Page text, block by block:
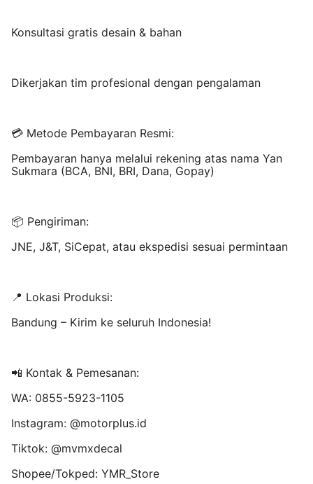
Konsultasi gratis desain & bahan
Dikerjakan tim profesional dengan pengalaman
💳 Metode Pembayaran Resmi:
Pembayaran hanya melalui rekening atas nama Yan
Sukmara (BCA, BNI, BRI, Dana, Gopay)
📦 Pengiriman:
JNE, J&T, SiCepat, atau ekspedisi sesuai permintaan
📍 Lokasi Produksi:
Bandung – Kirim ke seluruh Indonesia!
📲 Kontak & Pemesanan:
WA: 0855-5923-1105
Instagram: @motorplus.id
Tiktok: @mvmxdecal
Shopee/Tokped: YMR_Store